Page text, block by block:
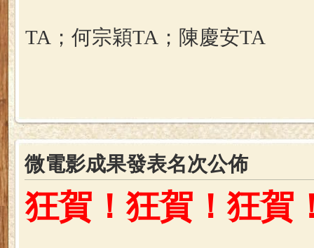
TA； 何宗穎TA；陳慶安TA
微電影成果發表名次公佈
狂賀！狂賀！狂賀